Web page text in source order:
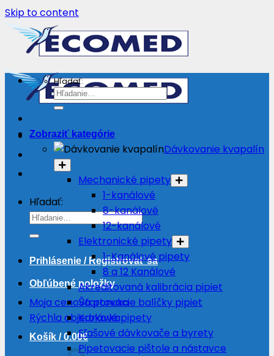
Skip to content
Hľadať:
Prihlásenie / Registrovať sa
Obľúbené položky
Moja cenová ponuka
Rýchla objednávka
Košík /0.00€
Hľadať:
Zobraziť kategórie
Dávkovanie kvapalín
Mechanické pipety
1-kanálové
8-kanálové
12-kanálové
Elektronické pipety
1-Kanálové pipety
8 a 12 Kanálové
Akreditovaná kalibrácia pipiet
Štartovacie balíčky pipiet
Krokové pipety
Fľašové dávkovače a byrety
Pipetovacie pištole a nástavce